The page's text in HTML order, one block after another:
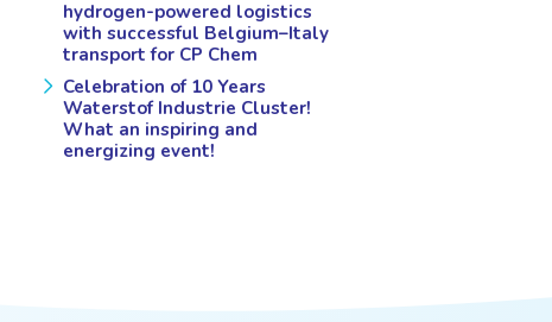
hydrogen-powered logistics
with successful Belgium–Italy
transport for CP Chem
Celebration of 10 Years
Waterstof Industrie Cluster!
What an inspiring and
energizing event!